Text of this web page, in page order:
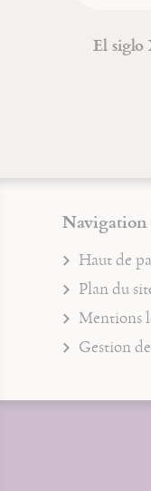
El siglo
Navigation
Haut de
Plan du
Mentions
Gestion